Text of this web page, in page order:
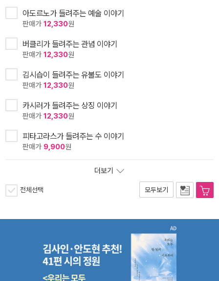
아도르노가 들려주는 예술 이야기
판매가 12,330원
버클리가 들려주는 관념 이야기
판매가 12,330원
김시습이 들려주는 유불도 이야기
판매가 12,330원
카시러가 들려주는 상징 이야기
판매가 12,330원
피타고라스가 들려주는 수 이야기
판매가 9,900원
더보기
전체선택 모두보기